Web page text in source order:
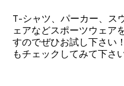
T-シャツ、パーカー、ス
ェアなどスポーツウェア
すのでぜひお試し下さい
もチェックしてみて下さい